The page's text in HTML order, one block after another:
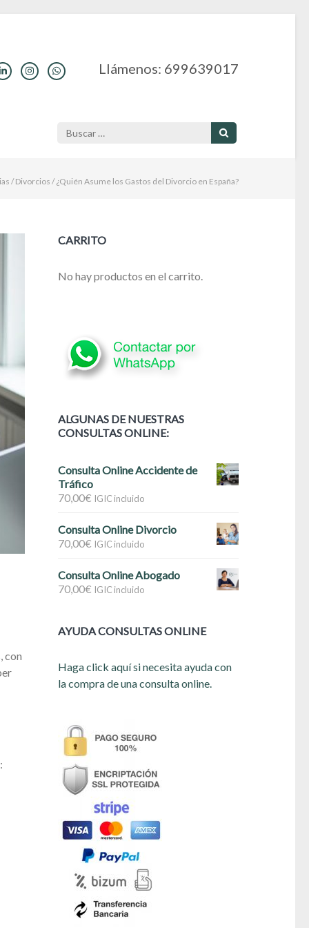
Llámenos: 699639017
Buscar:
/ Divorcios / ¿Quién Asume los Gastos del Divorcio en España?
con
CARRITO
No hay productos en el carrito.
ALGUNAS DE NUESTRAS
CONSULTAS ONLINE:
Consulta Online Accidente de
Tráfico
70,00€ IGIC incluido
Consulta Online Divorcio
70,00€ IGIC incluido
Consulta Online Abogado
70,00€ IGIC incluido
AYUDA CONSULTAS ONLINE
Haga click aquí si necesita ayuda con
la compra de una consulta online.